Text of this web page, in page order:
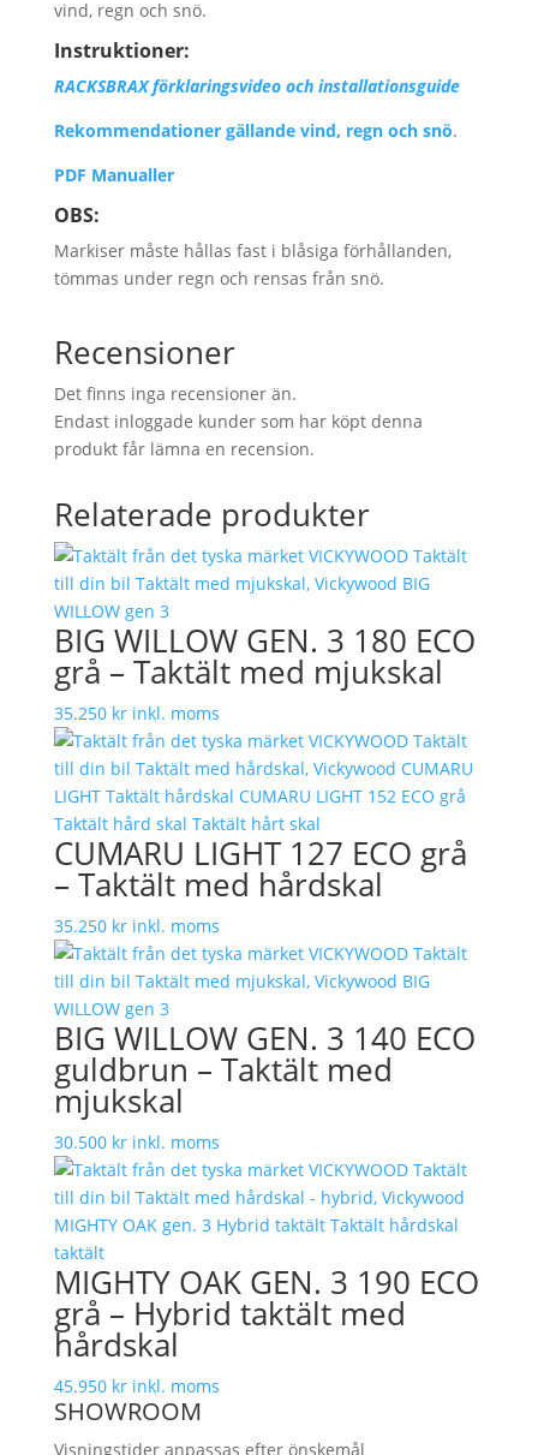
vind, regn och snö.
Instruktioner:
RACKSBRAX förklaringsvideo och installationsguide
Rekommendationer gällande vind, regn och snö.
PDF Manualler
OBS:
Markiser måste hållas fast i blåsiga förhållanden,
tömmas under regn och rensas från snö.
Recensioner
Det finns inga recensioner än.
Endast inloggade kunder som har köpt denna
produkt får lämna en recension.
Relaterade produkter
BIG WILLOW GEN. 3 180 ECO
grå – Taktält med mjukskal
35.250 kr inkl. moms
CUMARU LIGHT 127 ECO grå
– Taktält med hårdskal
35.250 kr inkl. moms
BIG WILLOW GEN. 3 140 ECO
guldbrun – Taktält med
mjukskal
30.500 kr inkl. moms
MIGHTY OAK GEN. 3 190 ECO
grå – Hybrid taktält med
hårdskal
45.950 kr inkl. moms
SHOWROOM
Visningstider anpassas efter önskemål